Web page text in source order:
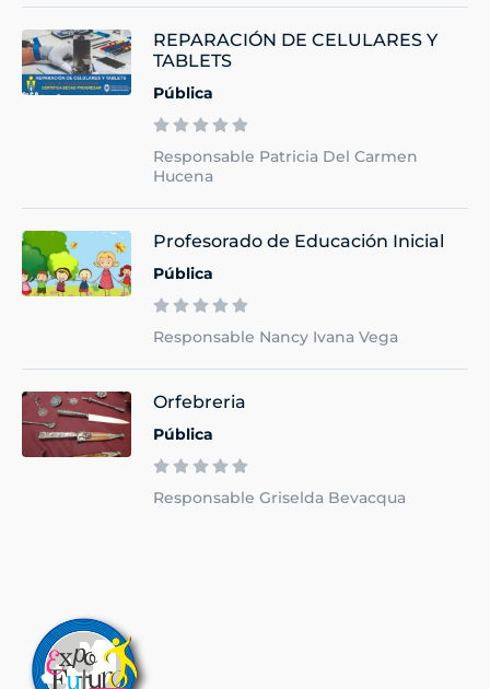
REPARACIÓN DE CELULARES Y
TABLETS
Pública
Responsable Patricia Del Carmen
Hucena
Profesorado de Educación Inicial
Pública
Responsable Nancy Ivana Vega
Orfebreria
Pública
Responsable Griselda Bevacqua